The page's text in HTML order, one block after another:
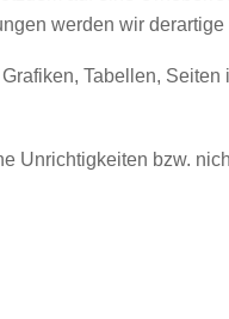
werden wir
Tabellen, Seiten
Unrichtigkeiten bzw.